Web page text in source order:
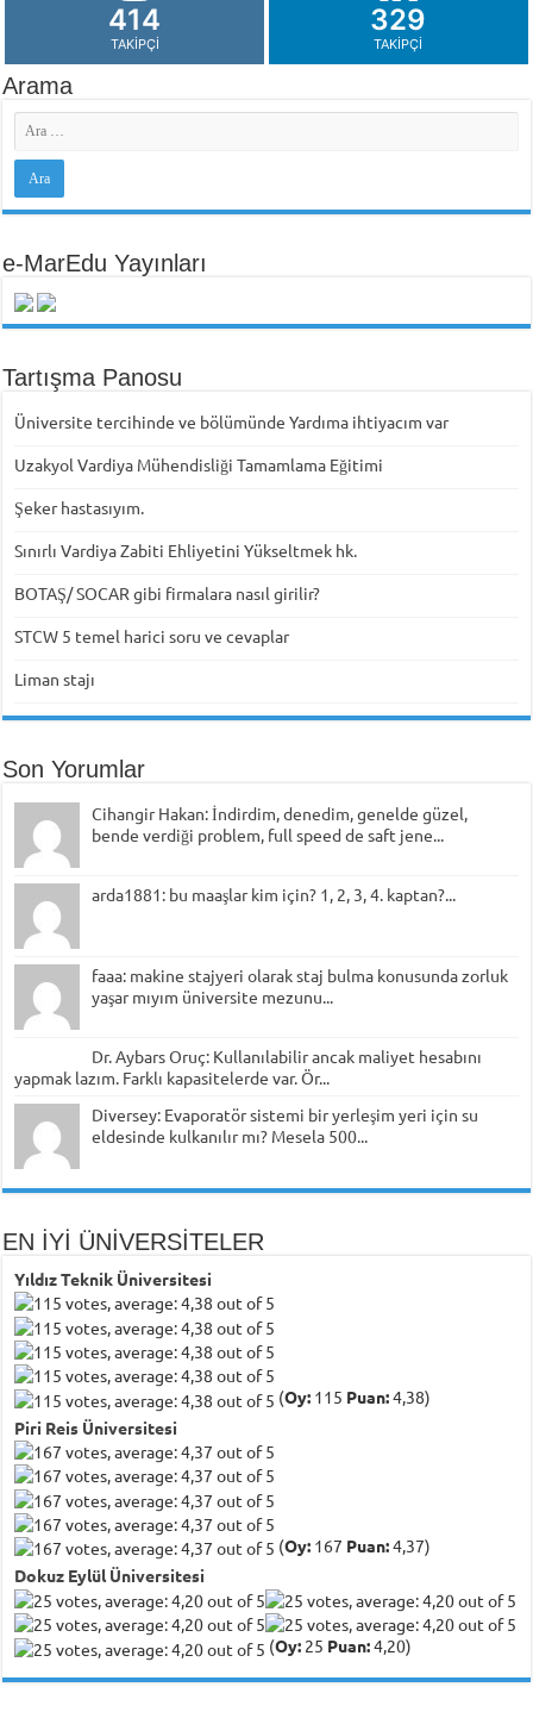
414
TAKIPÇI
329
TAKIPÇI
Arama
e-MarEdu Yayınları
Tartışma Panosu
Üniversite tercihinde ve bölümünde Yardıma ihtiyacım var
Uzakyol Vardiya Mühendisliği Tamamlama Eğitimi
Şeker hastasıyım.
Sınırlı Vardiya Zabiti Ehliyetini Yükseltmek hk.
BOTAŞ/ SOCAR gibi firmalara nasıl girilir?
STCW 5 temel harici soru ve cevaplar
Liman stajı
Son Yorumlar
Cihangir Hakan: İndirdim, denedim, genelde güzel,
bende verdiği problem, full speed de saft jene...
arda1881: bu maaşlar kim için? 1, 2, 3, 4. kaptan?...
faaa: makine stajyeri olarak staj bulma konusunda zorluk
yaşar mıyım üniversite mezunu...
Dr. Aybars Oruç: Kullanılabilir ancak maliyet hesabını
yapmak lazım. Farklı kapasitelerde var. Ör...
Diversey: Evaporatör sistemi bir yerleşim yeri için su
eldesinde kulkanılır mı? Mesela 500...
EN İYİ ÜNİVERSİTELER
Yıldız Teknik Üniversitesi
(Oy: 115 Puan:4,38)
Piri Reis Üniversitesi
(Oy: 167 Puan:4,37)
Dokuz Eylül Üniversitesi
(Oy: 25 Puan:4,20)